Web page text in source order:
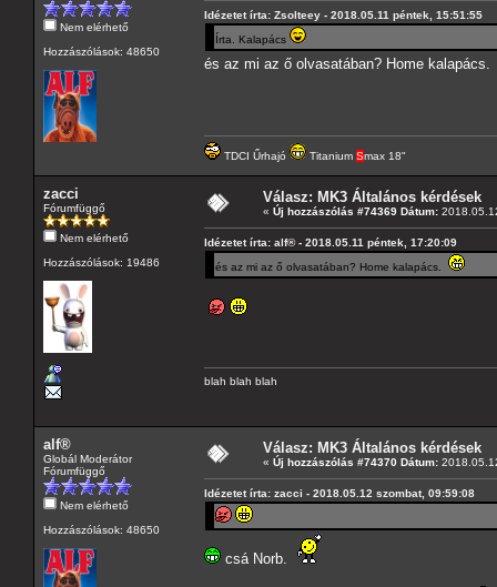
Nem elérhető
Hozzászólások: 48650
Idézetet írta: Zsolteey - 2018.05.11 péntek, 15:51:55
Írta. Kalapács
és az mi az ő olvasatában? Home
TDCI Űrhajó Titanium Smax 18"
zacci
Fórumfüggő
Nem elérhető
Hozzászólások: 19486
Válasz: MK3 Általános kérdések
« Új hozzászólás #74369 Dátum:
Idézetet írta: alf® - 2018.05.11 péntek, 17:20:09
és az mi az ő olvasatában? Home kalapács.
blah blah blah
alf®
Globál Moderátor
Fórumfüggő
Nem elérhető
Hozzászólások: 48650
Válasz: MK3 Általános kérdések
« Új hozzászólás #74370 Dátum:
Idézetet írta: zacci - 2018.05.12 szombat, 09:59:08
csá Norb.